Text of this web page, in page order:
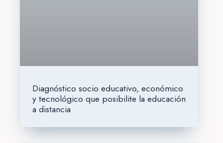
Diagnóstico socio educativo, económico
y tecnológico que posibilite la educación
a distancia